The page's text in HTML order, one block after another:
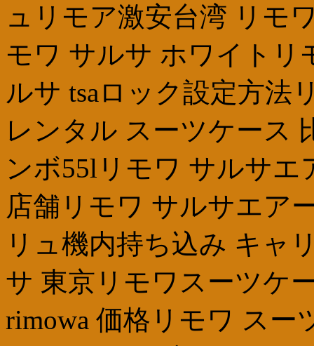
ュリモア激安台湾 リモ
モワ サルサ ホワイトリ
ルサ tsaロック設定方法
レンタル スーツケース
ンボ55lリモワ サルサ
店舗リモワ サルサエア
リュ機内持ち込み キャ
サ 東京リモワスーツケ
rimowa 価格リモワ ス